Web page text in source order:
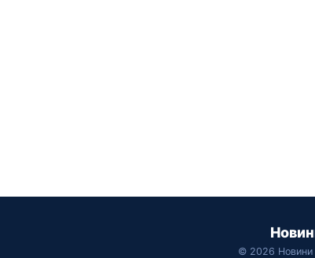
© 2026 Новини